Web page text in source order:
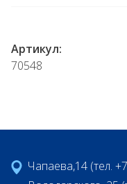
Артикул:
70548
Чапаева,14 (тел.